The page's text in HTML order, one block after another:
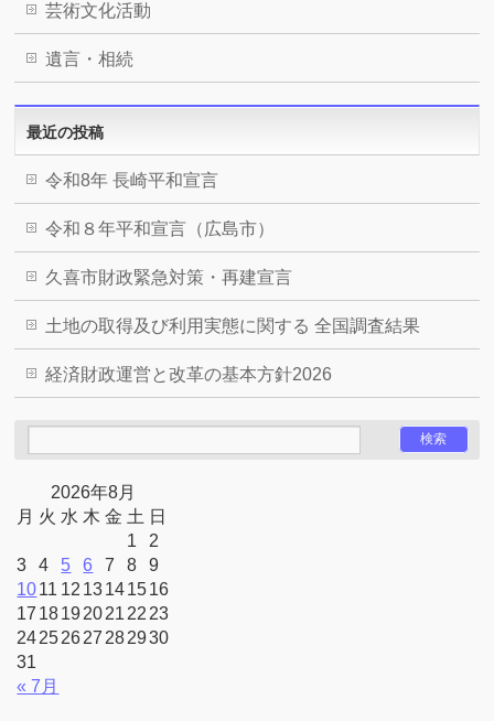
芸術文化活動
遺言・相続
最近の投稿
令和8年 長崎平和宣言
令和８年平和宣言（広島市）
久喜市財政緊急対策・再建宣言
土地の取得及び利用実態に関する 全国調査結果
経済財政運営と改革の基本方針2026
2026年8月
月 火 水 木 金 土 日
« 7月
1
2
3
4 5 6 7 8
9
1011 12 13141516
17 18192021 22 23
24252627 282930
31